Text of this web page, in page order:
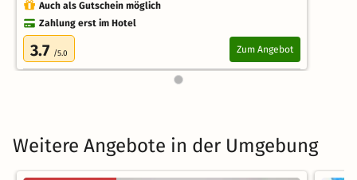
Auch als Gutschein möglich
Zahlung erst im Hotel
3.7 /5.0 Zum Angebot
Weitere Angebote in der Umgebung